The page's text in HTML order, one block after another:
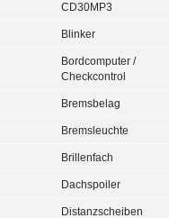
CD30MP3
Blinker
Bordcomputer /
Checkcontrol
Bremsbelag
Bremsleuchte
Brillenfach
Dachspoiler
Distanzscheiben